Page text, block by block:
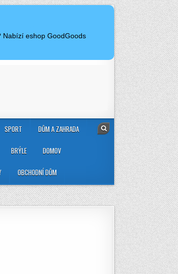
Nabízí eshop GoodGoods
SPORT DŮM A ZAHRADA
BRÝLE DOMOV
OBCHODNÍ DŮM